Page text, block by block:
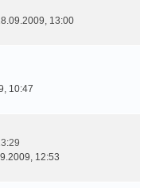
13:00
10:47
12:53